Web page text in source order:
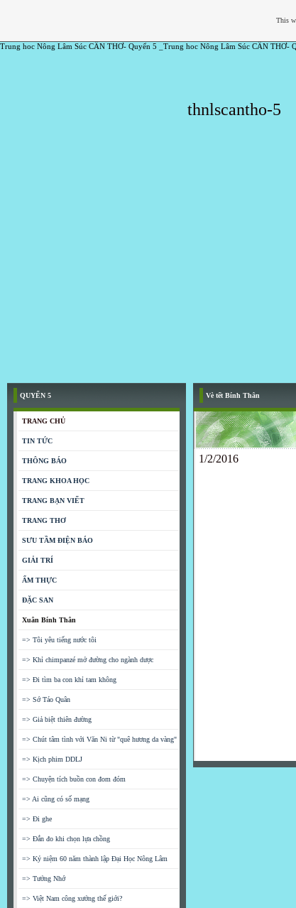
Trung hoc Nông Lâm Súc CẦN THƠ- Quyển 5 _Trung hoc Nông Lâm Súc CẦN
thnlscantho-5
QUYỂN 5
TRANG CHỦ
TIN TỨC
THÔNG BÁO
TRANG KHOA HỌC
TRANG BẠN VIẾT
TRANG THƠ
SƯU TẦM ĐIỆN BÁO
GIẢI TRÍ
ẨM THỰC
ĐẶC SAN
Xuân Bính Thân
=> Tôi yêu tiếng nước tôi
=> Khỉ chimpanzé mở đường cho ngành dược
=> Đi tìm ba con khỉ tam không
=> Sớ Táo Quân
=> Giả biệt thiên đường
=> Chút tâm tình với Văn Ni từ "quê hương da vàng"
=> Kịch phim DDLJ
=> Chuyện tích buồn con đom đóm
=> Ai cũng có số mạng
=> Đi ghe
=> Đắn đo khi chọn lựa chồng
=> Kỷ niệm 60 năm thành lập Đại Học Nông Lâm
=> Tưởng Nhớ
=> Việt Nam công xưởng thế giới?
Vè tết Bính Thân
1/2/2016
This